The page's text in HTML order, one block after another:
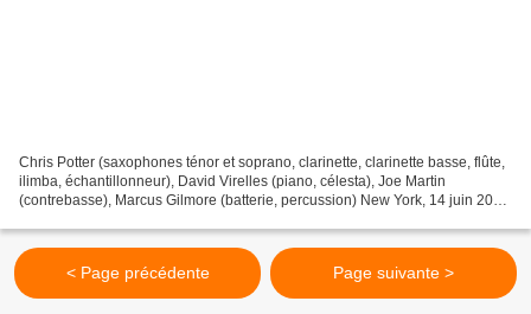
Chris Potter (saxophones ténor et soprano, clarinette, clarinette basse, flûte,
ilimba, échantillonneur), David Virelles (piano, célesta), Joe Martin
(contrebasse), Marcus Gilmore (batterie, percussion) New York, 14 juin 2016
< Page précédente Page suivante >